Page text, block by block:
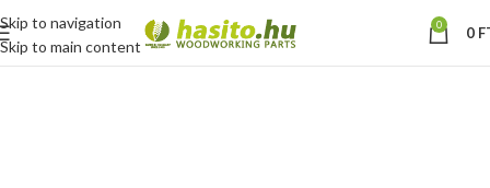
Skip to navigation
Skip to main content
0 0